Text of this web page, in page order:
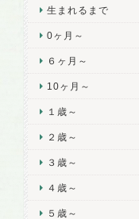
生まれるまで
0ヶ月～
６ヶ月～
10ヶ月～
１歳～
２歳～
３歳～
４歳～
５歳～